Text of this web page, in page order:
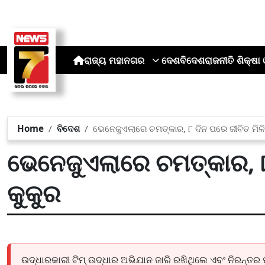
ରାଜ୍ୟ ମହାନଗର ଦେଶବିଦେଶରାଜନୀତି ଶିକ୍ଷା
Home ବିଦେଶ ଭେନେଜୁଏଲାରେ ଚମତ୍କାର, ୮ ଦିନ ପରେ ଜୀବିତ
ଭେନେଜୁଏଲାରେ ଚମତ୍କାର,
କୁକୁର
ଉଦ୍ଧାରକାରୀ ଟିମ୍ ଉଦ୍ଧାର ଅଭିଯାନ ଜାରି ରଖିଥିଲେ ଏବଂ